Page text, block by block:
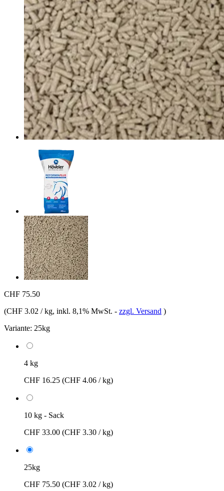
CHF 75.50
(CHF 3.02 / kg, inkl. 8,1% MwSt. - zzgl. Versand )
Variante: 25kg
4 kg
CHF 16.25 (CHF 4.06 / kg)
10 kg - Sack
CHF 33.00 (CHF 3.30 / kg)
25kg
CHF 75.50 (CHF 3.02 / kg)